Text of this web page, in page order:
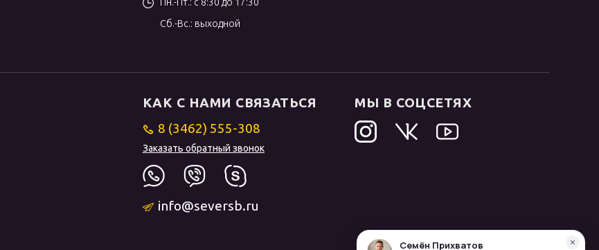
Сб.-Вс.: выходной
КАК С НАМИ СВЯЗАТЬСЯ
8 (3462) 555-308
Заказать обратный звонок
info@seversb.ru
МЫ В СОЦСЕТЯХ